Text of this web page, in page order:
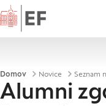
Domov
Drobtinice
Domov Novice Seznam
Alumni